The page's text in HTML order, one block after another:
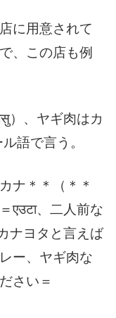
に用意されて
、この店も例
）、ヤギ肉はカ
語で言う。
ナ＊＊（＊＊
एउटा、二人前な
ナヨタと言えば
ー、ヤギ肉な
さい＝